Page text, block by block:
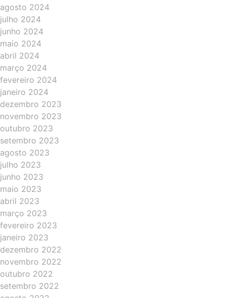
agosto 2024
julho 2024
junho 2024
maio 2024
abril 2024
março 2024
fevereiro 2024
janeiro 2024
dezembro 2023
novembro 2023
outubro 2023
setembro 2023
agosto 2023
julho 2023
junho 2023
maio 2023
abril 2023
março 2023
fevereiro 2023
janeiro 2023
dezembro 2022
novembro 2022
outubro 2022
setembro 2022